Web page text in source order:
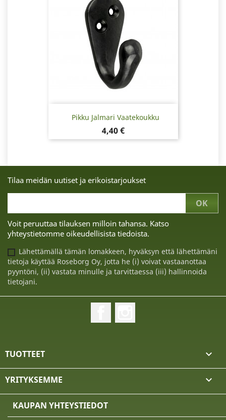
Pikku Jalmari Vaatekoukku
Hinta
4,40 €
Tilaa meidän uutiset ja erikoistarjoukset
Voit peruuttaa tilauksen milloin tahansa. Katso
yhteystietomme oikeudellisista tiedoista.
Lähettämällä tämän lomakkeen, hyväksyn että lähettämäni
tietoja käyttää Roseborg Oy, jotta he (i) voivat vastaanottaa
pyyntöni, (ii) vastata minulle ja tarvittaessa (iii) hallinnoida
tietojani.
TUOTTEET 
YRITYKSEMME 
KAUPAN YHTEYSTIEDOT